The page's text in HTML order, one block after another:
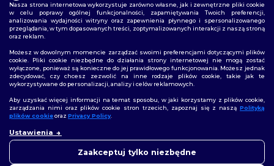
2026. Wszelkie prawa zastrzeżone
Warunki i Zasady
Polityka plików cookie|Mapa strony
Śledź nas
Nasza strona internetowa wykorzystuje zarówno własne, jak i zewnętrzne pliki cookie
w celu poprawy ogólnej funkcjonalności, zapamiętywania Twoich preferencji,
analizowania wydajności witryny oraz zapewnienia płynnego i spersonalizowanego
przeglądania, w tym dopasowanych treści, zoptymalizowanych interakcji z naszą stroną
oraz reklam.
Możesz w dowolnym momencie zarządzać swoimi preferencjami dotyczącymi plików
cookie. Pliki cookie niezbędne do działania strony internetowej nie mogą zostać
wyłączone, ponieważ są konieczne do jej prawidłowego funkcjonowania. Możesz jednak
zdecydować, czy chcesz zezwolić na inne rodzaje plików cookie, takie jak te
wykorzystywane do personalizacji, analizy i celów reklamowych.
Aby uzyskać więcej informacji na temat sposobu, w jaki korzystamy z plików cookie,
zarządzania nimi oraz plików cookie stron trzecich, zapoznaj się z naszą Polityką
plików cookieoraz Privacy Policy.
Ustawienia
Zaakceptuj tylko niezbędne
skontaktować się z nami w